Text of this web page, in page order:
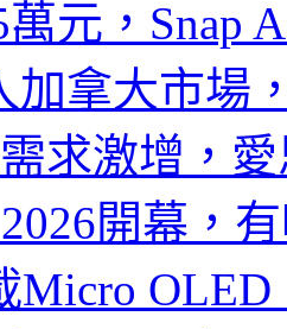
元，Snap
加拿大市場
求激增，
2026開幕，
Micro